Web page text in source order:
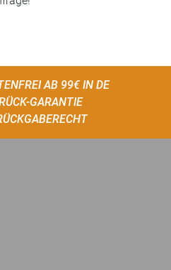
AB 99€ IN DE
GARANTIE